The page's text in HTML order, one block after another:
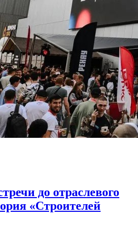
до отраслевого
«Строителей